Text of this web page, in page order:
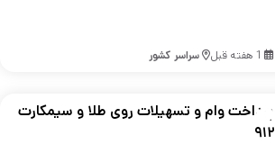
1 هفته قبل سراسر کشور
پرداخت وام و تسهیلات روی طلا و سیمکارت
۹۱۲